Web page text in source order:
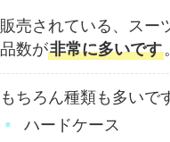
販売されている、スー
品数が非常に多いです。
もちろん種類も多いで
ハードケース